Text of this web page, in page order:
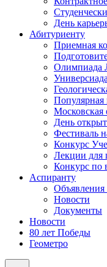
День
Абитуриенту
Приемная
Олимпиада
Популярная
Московская
День
Фестиваль
Конкурс
Лекции для
Конкурс по
Аспиранту
Объявления
Новости
Документы
Новости
80 лет Победы
Геометро